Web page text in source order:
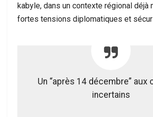
kabyle, dans un contexte régional déjà
fortes tensions diplomatiques et
Un “après 14 décembre” aux
incertains